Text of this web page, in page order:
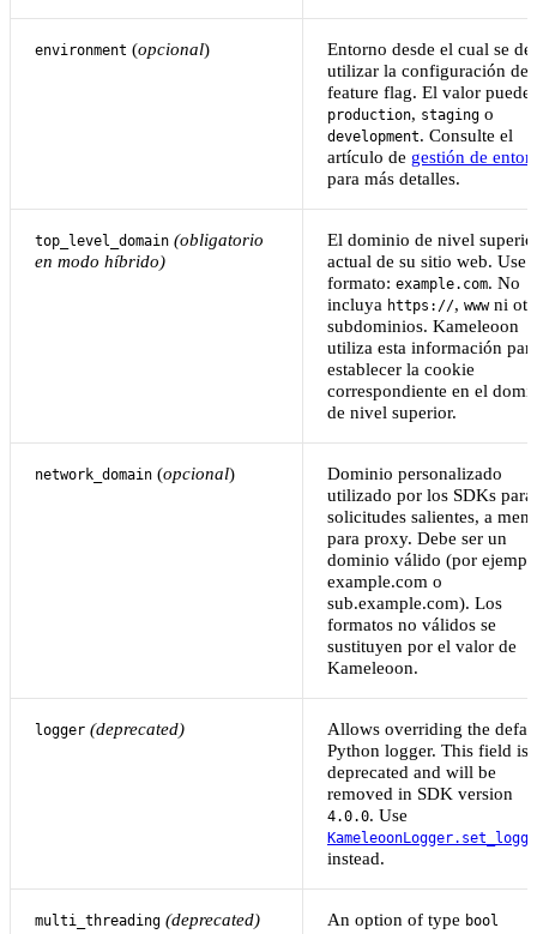
environment (opcional)
Entorno desde el cual se
utilizar la configuración del
feature flag. El valor puede
production, staging o
development. Consulte el
artículo de gestión de
para más detalles.
top_level_domain (obligatorio
en modo híbrido)
El dominio de nivel
actual de su sitio web. Use
formato: example.com. No
incluya https://, wwwni
subdominios. Kameleoon
utiliza esta información
establecer la cookie
correspondiente en el
de nivel superior.
network_domain (opcional)
Dominio personalizado
utilizado por los SDKs para
solicitudes salientes, a
para proxy. Debe ser un
dominio válido (por
example.com o
sub.example.com). Los
formatos no válidos se
sustituyen por el valor de
Kameleoon.
logger (deprecated)
Allows overriding the
Python logger. This field is
deprecated and will be
removed in SDK version
4.0.0. Use
instead.
multi_threading (deprecated) An option of type bool